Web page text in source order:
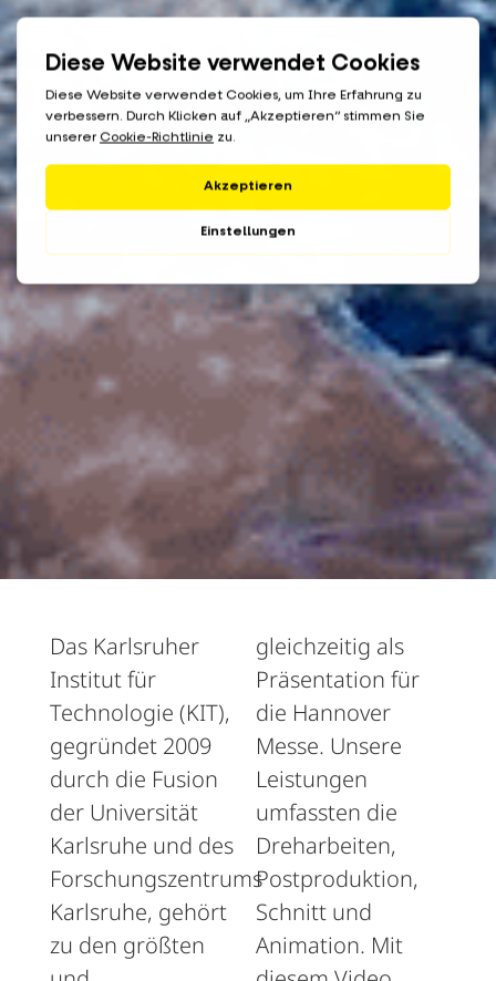
Das Karlsruher
Institut für
Technologie (KIT),
gegründet 2009
durch die Fusion
der Universität
Karlsruhe und des
Forschungszentrums
Karlsruhe, gehört
zu den größten
gleichzeitig als
Präsentation für
die Hannover
Messe. Unsere
Leistungen
umfassten die
Dreharbeiten,
Postproduktion,
Schnitt und
Animation. Mit